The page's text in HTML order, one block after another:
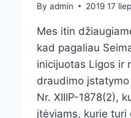
By admin 2019 17
Mes itin
kad pagaliau
inicijuotas Ligos ir
draudimo
Nr. XIIIP-1878(2),
įtėviams, kurie